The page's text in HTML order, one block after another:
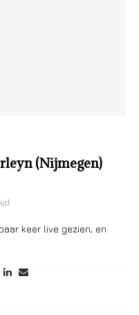
(Nijmegen)
keer live gezien, en